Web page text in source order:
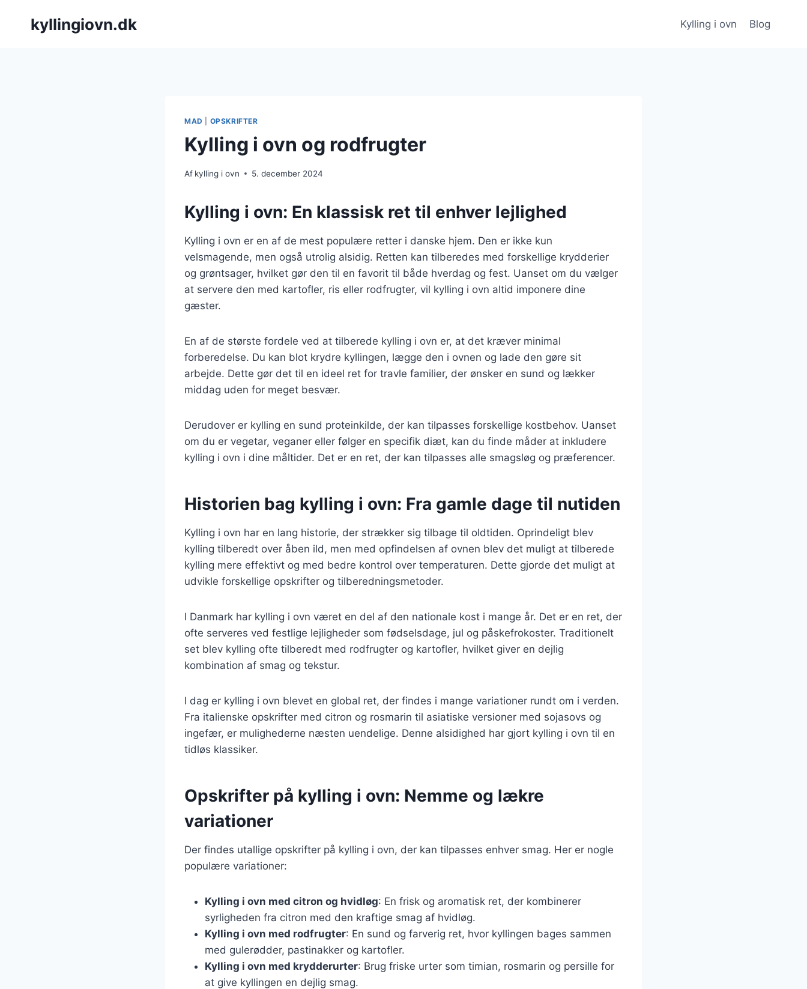
kyllingiovn.dk Kylling i ovn Blog
MAD OPSKRIFTER
Kylling i ovn og rodfrugter
Af kylling i ovn 5. december 2024
Kylling i ovn: En klassisk ret til enhver lejlighed
Kylling i ovn er en af de mest populære retter i danske hjem. Den er ikke kun
velsmagende, men også utrolig alsidig. Retten kan tilberedes med forskellige krydderier
og grøntsager, hvilket gør den til en favorit til både hverdag og fest. Uanset om du vælger
at servere den med kartofler, ris eller rodfrugter, vil kylling i ovn altid imponere dine
gæster.
En af de største fordele ved at tilberede kylling i ovn er, at det kræver minimal
forberedelse. Du kan blot krydre kyllingen, lægge den i ovnen og lade den gøre sit
arbejde. Dette gør det til en ideel ret for travle familier, der ønsker en sund og lækker
middag uden for meget besvær.
Derudover er kylling en sund proteinkilde, der kan tilpasses forskellige kostbehov. Uanset
om du er vegetar, veganer eller følger en specifik diæt, kan du finde måder at inkludere
kylling i ovn i dine måltider. Det er en ret, der kan tilpasses alle smagsløg og præferencer.
Historien bag kylling i ovn: Fra gamle dage til nutiden
Kylling i ovn har en lang historie, der strækker sig tilbage til oldtiden. Oprindeligt blev
kylling tilberedt over åben ild, men med opfindelsen af ovnen blev det muligt at tilberede
kylling mere effektivt og med bedre kontrol over temperaturen. Dette gjorde det muligt at
udvikle forskellige opskrifter og tilberedningsmetoder.
I Danmark har kylling i ovn været en del af den nationale kost i mange år. Det er en ret, der
ofte serveres ved festlige lejligheder som fødselsdage, jul og påskefrokoster. Traditionelt
set blev kylling ofte tilberedt med rodfrugter og kartofler, hvilket giver en dejlig
kombination af smag og tekstur.
I dag er kylling i ovn blevet en global ret, der findes i mange variationer rundt om i verden.
Fra italienske opskrifter med citron og rosmarin til asiatiske versioner med sojasovs og
ingefær, er mulighederne næsten uendelige. Denne alsidighed har gjort kylling i ovn til en
tidløs klassiker.
Opskrifter på kylling i ovn: Nemme og lækre
variationer
Der findes utallige opskrifter på kylling i ovn, der kan tilpasses enhver smag. Her er nogle
populære variationer:
Kylling i ovn med citron og hvidløg: En frisk og aromatisk ret, der kombinerer
syrligheden fra citron med den kraftige smag af hvidløg.
Kylling i ovn med rodfrugter: En sund og farverig ret, hvor kyllingen bages sammen
med gulerødder, pastinakker og kartofler.
Kylling i ovn med krydderurter: Brug friske urter som timian, rosmarin og persille for
at give kyllingen en dejlig smag.